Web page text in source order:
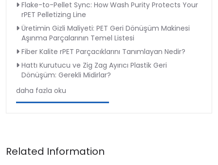
Flake-to-Pellet Sync: How Wash Purity Protects Your
rPET Pelletizing Line
Üretimin Gizli Maliyeti: PET Geri Dönüşüm Makinesi
Aşınma Parçalarının Temel Listesi
Fiber Kalite rPET Parçacıklarını Tanımlayan Nedir?
Hattı Kurutucu ve Zig Zag Ayırıcı Plastik Geri
Dönüşüm: Gerekli Midirlar?
daha fazla oku